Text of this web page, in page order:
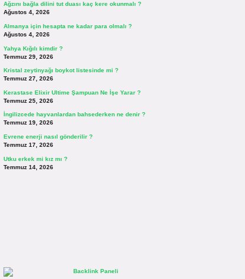
Ağzını bağla dilini tut duası kaç kere okunmalı ?
Ağustos 4, 2026
Almanya için hesapta ne kadar para olmalı ?
Ağustos 4, 2026
Yahya Kığılı kimdir ?
Temmuz 29, 2026
Kristal zeytinyağı boykot listesinde mi ?
Temmuz 27, 2026
Kerastase Elixir Ultime Şampuan Ne İşe Yarar ?
Temmuz 25, 2026
İngilizcede hayvanlardan bahsederken ne denir ?
Temmuz 19, 2026
Evrene enerji nasıl gönderilir ?
Temmuz 17, 2026
Utku erkek mi kız mı ?
Temmuz 14, 2026